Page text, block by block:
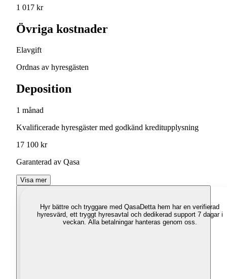
1 017 kr
Övriga kostnader
Elavgift
Ordnas av hyresgästen
Deposition
1 månad
Kvalificerade hyresgäster med godkänd kreditupplysning
17 100 kr
Garanterad av Qasa
Visa mer
Hyr bättre och tryggare med QasaDetta hem har en verifierad
hyresvärd, ett tryggt hyresavtal och dedikerad support 7 dagar i
veckan. Alla betalningar hanteras genom oss.